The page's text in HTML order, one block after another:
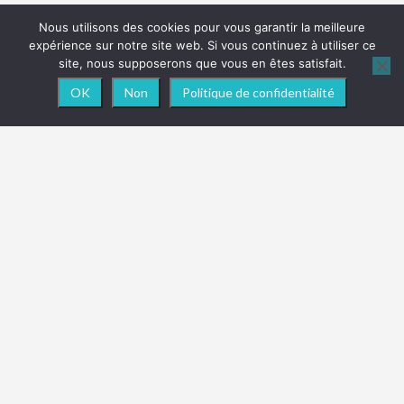
Nous utilisons des cookies pour vous garantir la meilleure
expérience sur notre site web. Si vous continuez à utiliser ce
site, nous supposerons que vous en êtes satisfait.
OK Non Politique de confidentialité